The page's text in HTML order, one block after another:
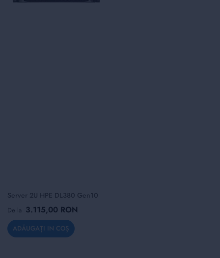
Server 2U HPE DL380 Gen10
De la 3.115,00 RON
ADĂUGAȚI IN COȘ